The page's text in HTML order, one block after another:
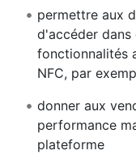
permettre aux
d'accéder dans
fonctionnalités
NFC, par
donner aux
performance
plateforme